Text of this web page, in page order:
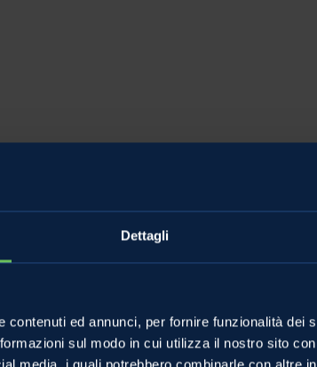
Dettagli
ed annunci, per fornire funzionalità dei
sul modo in cui utilizza il nostro sito